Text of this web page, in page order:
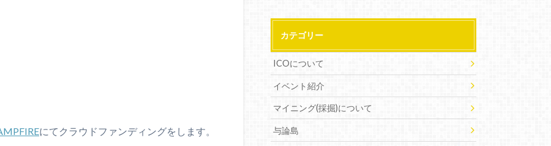
にてクラウドファンディングをします。
カテゴリー
ICOについて
イベント紹介
マイニング(採掘)について
与論島